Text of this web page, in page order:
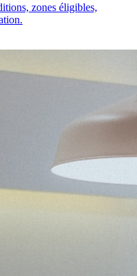
zones éligibles,